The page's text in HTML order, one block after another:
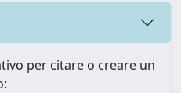
per citare o creare un